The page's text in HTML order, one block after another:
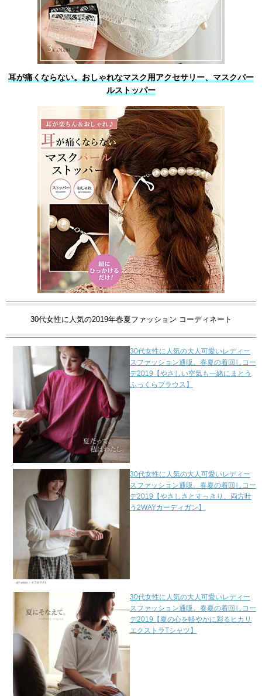
耳が痛くならない。おしゃれなマスク用アクセサリー、マスクパー
ルストッパー
30代女性に人気の2019年春夏ファッション コーディネート
30代女性に人気の大人可愛いレディー
スファッション通販。春夏の着回しコー
デ2019【やさしい空気も一緒にまとう
ふっくらブラウス】
30代女性に人気の大人可愛いレディー
スファッション通販。春夏の着回しコー
デ2019【やさしさとすっきり、両方叶
う2WAYカーディガン】
30代女性に人気の大人可愛いレディー
スファッション通販。春夏の着回しコー
デ2019【夏の心を軽やかに彩るヒカリ
エクストラTシャツ】